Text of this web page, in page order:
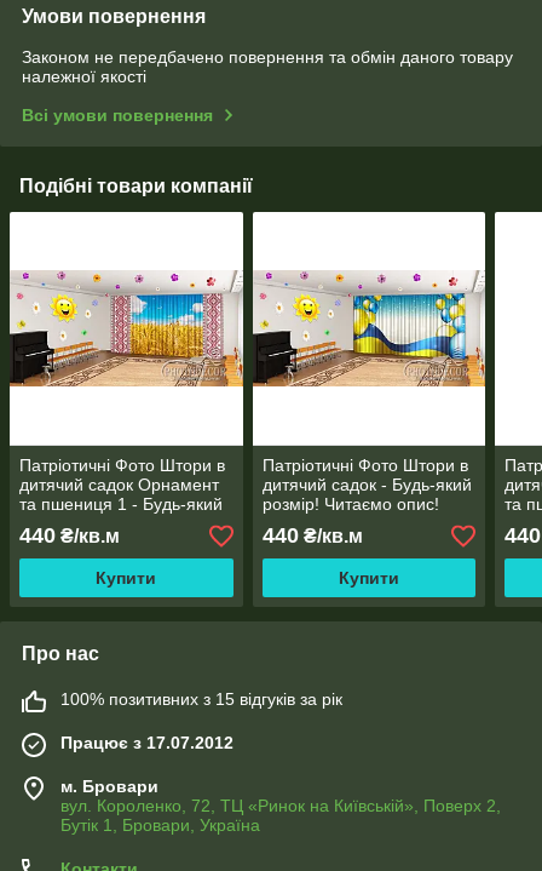
Умови повернення
Законом не передбачено повернення та обмін даного товару
належної якості
Всі умови повернення
Подібні товари компанії
Патріотичні Фото Штори в
дитячий садок Орнамент
та пшениця 1 - Будь-який
440 ₴/кв.м
Купити
Патріотичні Фото Штори в
дитячий садок - Будь-який
розмір! Читаємо опис!
440₴/кв.м
Купити
та
440
Про нас
100% позитивних з 15 відгуків за рік
Працює з 17.07.2012
м. Бровари
вул. Короленко, 72, ТЦ «Ринок на Київській», Поверх 2,
Бутік 1, Бровари, Україна